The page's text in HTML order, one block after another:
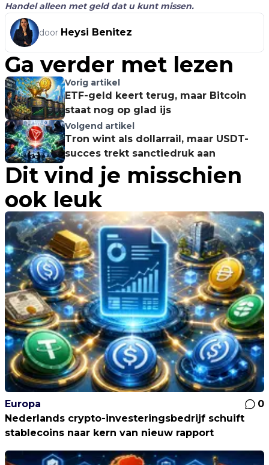
Handel alleen met geld dat u kunt missen.
door Heysi Benitez
Ga verder met lezen
Vorig artikel
ETF-geld keert terug, maar Bitcoin
staat nog op glad ijs
Volgend artikel
Tron wint als dollarrail, maar USDT-
succes trekt sanctiedruk aan
Dit vind je misschien
ook leuk
Europa
0
Nederlands crypto-investeringsbedrijf schuift
stablecoins naar kern van nieuw rapport